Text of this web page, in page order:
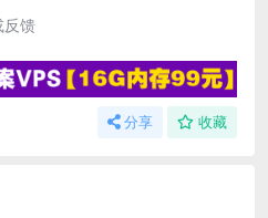
反馈
分享 收藏